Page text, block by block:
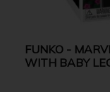
FUNKO -
WITH BABY